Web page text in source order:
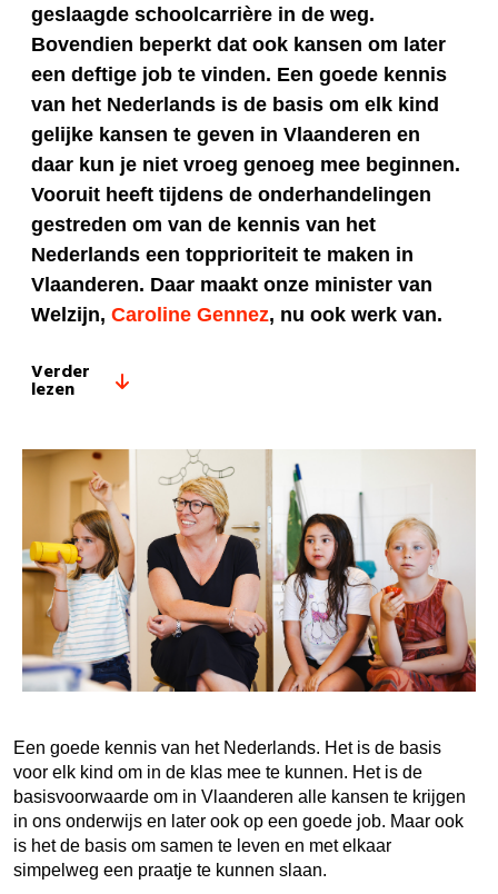
geslaagde schoolcarrière in de weg.
Bovendien beperkt dat ook kansen om later
een deftige job te vinden. Een goede kennis
van het Nederlands is de basis om elk kind
gelijke kansen te geven in Vlaanderen en
daar kun je niet vroeg genoeg mee beginnen.
Vooruit heeft tijdens de onderhandelingen
gestreden om van de kennis van het
Nederlands een topprioriteit te maken in
Vlaanderen. Daar maakt onze minister van
Welzijn, Caroline Gennez, nu ook werk van.
Verder
lezen
Een goede kennis van het Nederlands. Het is de basis
voor elk kind om in de klas mee te kunnen. Het is de
basisvoorwaarde om in Vlaanderen alle kansen te krijgen
in ons onderwijs en later ook op een goede job. Maar ook
is het de basis om samen te leven en met elkaar
simpelweg een praatje te kunnen slaan.